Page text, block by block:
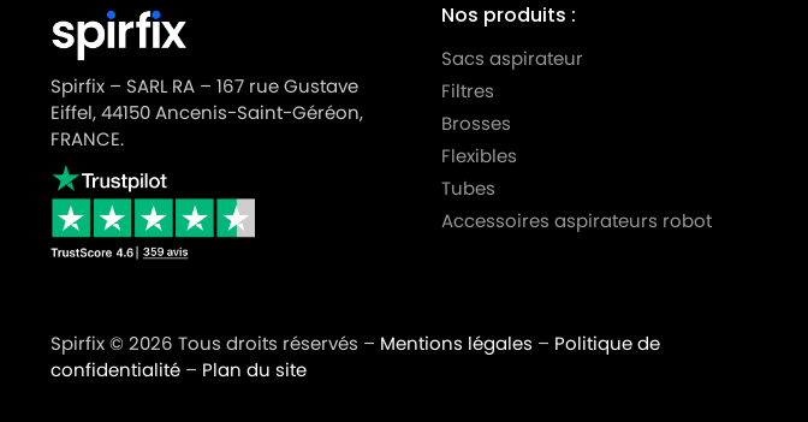
Spirfix – SARL RA – 167 rue Gustave
Eiffel, 44150 Ancenis-Saint-Géréon,
FRANCE.
Nos produits :
Sacs aspirateur
Filtres
Brosses
Flexibles
Tubes
Accessoires aspirateurs robot
Spirfix © 2026 Tous droits réservés – Mentions légales – Politique de
confidentialité– Plan du site